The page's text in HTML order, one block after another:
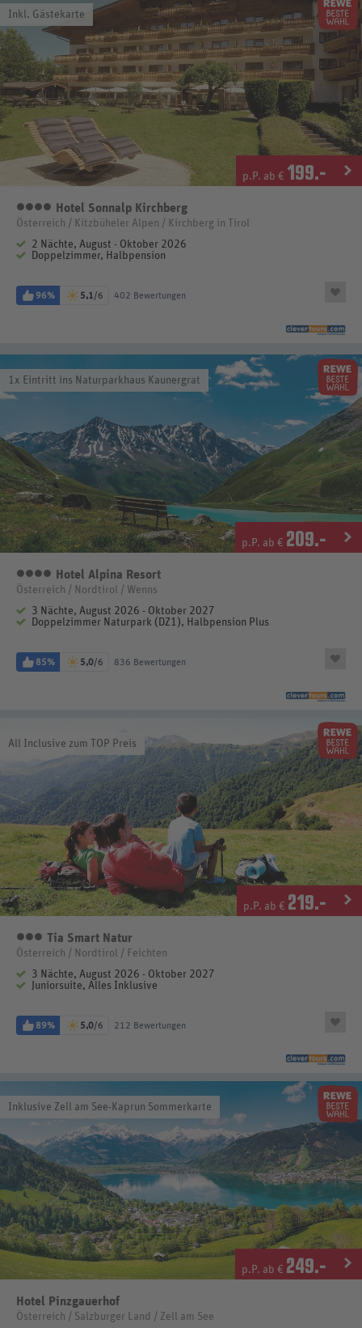
Inkl. Gästekarte
p.P. ab € 199.-
4 Sterne
Hotel Sonnalp Kirchberg
Österreich / Kitzbüheler Alpen / Kirchberg in Tirol
2 Nächte, August - Oktober 2026
Doppelzimmer, Halbpension
96% 5,1/6 402 Bewertungen
1x Eintritt ins Naturparkhaus Kaunergrat
p.P. ab € 209.-
4 Sterne
Hotel Alpina Resort
Österreich / Nordtirol / Wenns
3 Nächte, August 2026 - Oktober 2027
Doppelzimmer Naturpark (DZ1), Halbpension Plus
85% 5,0/6 836 Bewertungen
All Inclusive zum TOP Preis
p.P. ab € 219.-
3 Sterne
Tia Smart Natur
Österreich / Nordtirol / Feichten
3 Nächte, August 2026 - Oktober 2027
Juniorsuite, Alles Inklusive
89% 5,0/6 212 Bewertungen
Inklusive Zell am See-Kaprun Sommerkarte
p.P. ab € 249.-
Hotel Pinzgauerhof
Österreich / Salzburger Land / Zell am See